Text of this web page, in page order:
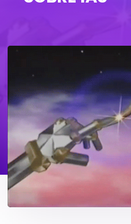
Blog